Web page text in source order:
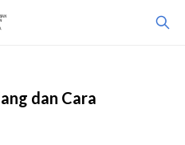
dan Cara